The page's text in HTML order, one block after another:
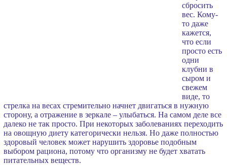
сбросить
вес. Кому-
то даже
кажется,
что если
просто есть
одни
клубни в
сыром и
свежем
виде, то
стрелка на весах стремительно начнет двигаться в нужную
сторону, а отражение в зеркале – улыбаться. На самом деле все
далеко не так просто. При некоторых заболеваниях переходить
на овощную диету категорически нельзя. Но даже полностью
здоровый человек может нарушить здоровье подобным
выбором рациона, потому что организму не будет хватать
питательных веществ.